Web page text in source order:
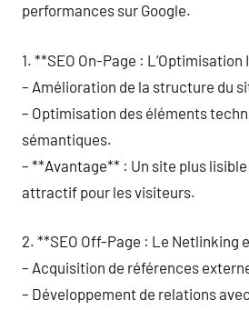
performances sur Google.
1. **SEO On-Page :
– Amélioration de la structure du
– Optimisation des éléments
sémantiques.
– **Avantage** : Un site plus
attractif pour les visiteurs.
2. **SEO Off-Page : Le Netlinking
– Acquisition de références
– Développement de relations